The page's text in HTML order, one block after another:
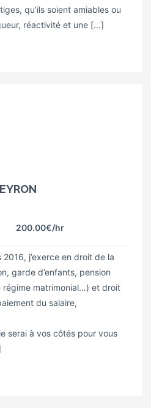
qu’ils soient amiables ou
réactivité et une [...]
200.00€/hr
j’exerce en droit de la
garde d’enfants, pension
régime matrimonial…) et droit
du salaire,
serai à vos côtés pour vous